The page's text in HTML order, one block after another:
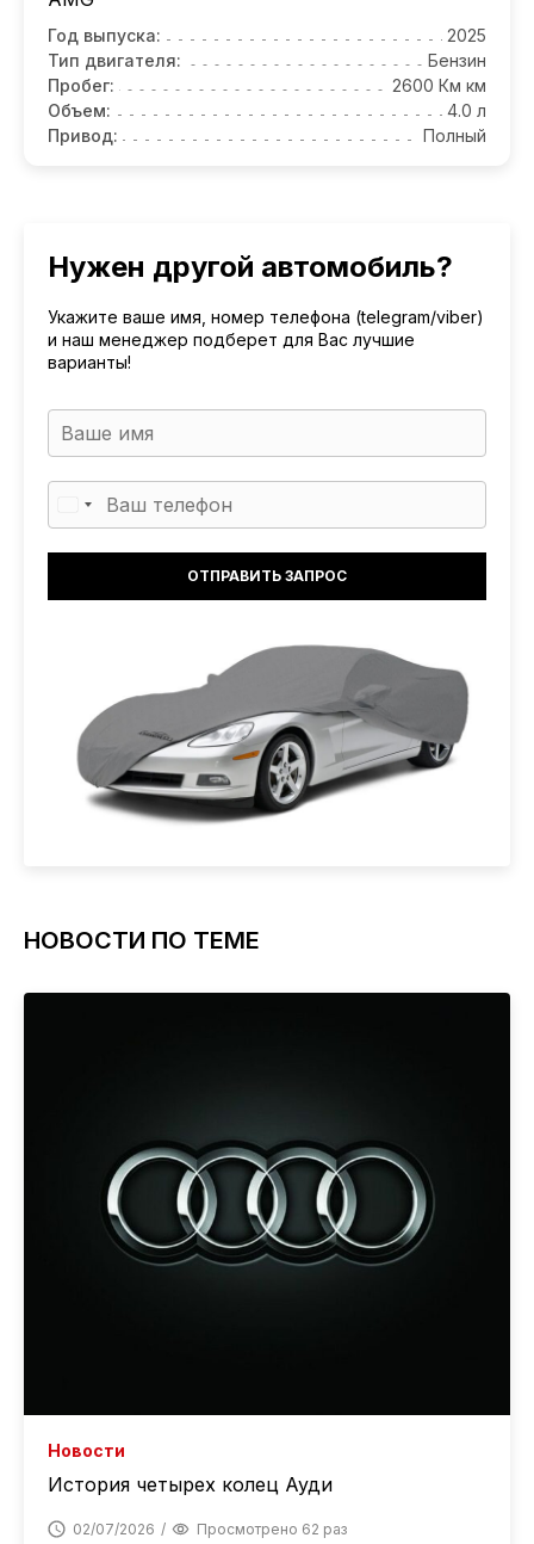
Год выпуска:
2025
Тип двигателя:
Бензин
Пробег:
2600 Км км
Объем:
4.0 л
Привод:
Полный
Нужен другой автомобиль?
Укажите ваше имя, номер телефона (telegram/viber)
и наш менеджер подберет для Вас лучшие
варианты!
НОВОСТИ ПО ТЕМЕ
Новости
История четырех колец Ауди
02/07/2026 Просмотрено 62 раз